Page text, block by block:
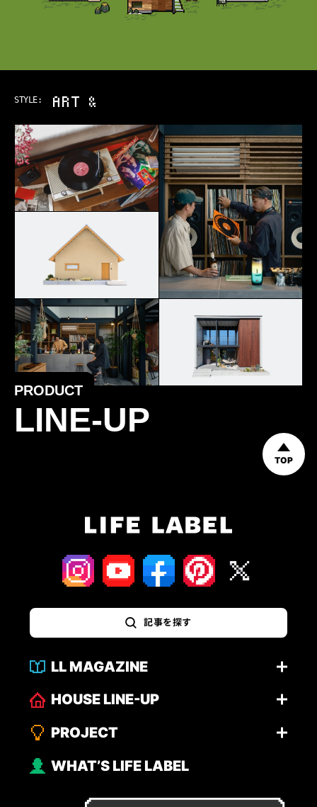
STYLE: ART & MUSIC
PRODUCT
LINE-UP
TOP
記事を探す
LL MAGAZINE
HOUSE LINE-UP
PROJECT
WHAT’S LIFE LABEL